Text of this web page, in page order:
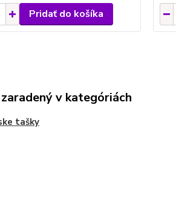
Pridať do košíka
v kategóriách
tašky